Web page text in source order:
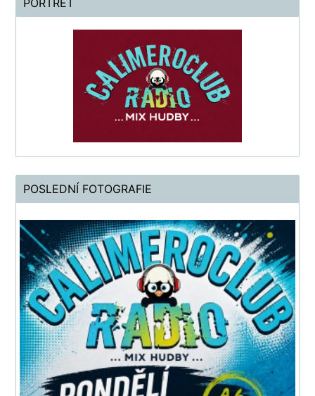
POSLEDNÍ FOTOGRAFIE